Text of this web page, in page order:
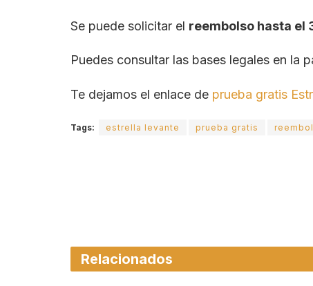
Se puede solicitar el reembolso hasta el
Puedes consultar las bases legales en la
Te dejamos el enlace de prueba gratis
Tags: estrella levante prueba gratis
Relacionados